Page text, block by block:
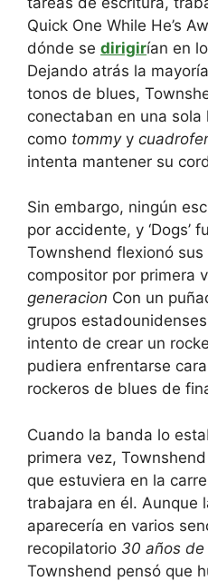
Quick One While He’s
dónde se dirigirían en
Dejando atrás la
tonos de blues,
conectaban en una
como tommy y
intenta mantener su
Sin embargo, ningún
por accidente, y ‘Dogs’
Townshend flexionó
compositor por primera
generacion Con un
grupos estadounidenses
intento de crear un
pudiera enfrentarse
rockeros de blues de
Cuando la banda lo
primera vez,
que estuviera en la
trabajara en él. Aunque
aparecería en varios
recopilatorio 30 años de
Townshend pensó que